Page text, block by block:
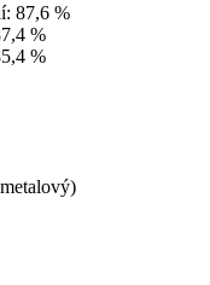
87,6 %
%
%